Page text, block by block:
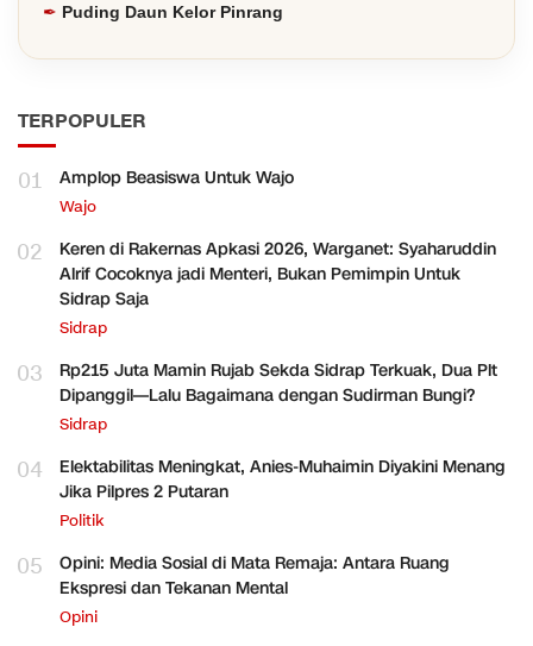
Puding Daun Kelor Pinrang
TERPOPULER
01 Amplop Beasiswa Untuk Wajo
Wajo
02
Keren di Rakernas Apkasi 2026, Warganet: Syaharuddin
Alrif Cocoknya jadi Menteri, Bukan Pemimpin Untuk
Sidrap Saja
Sidrap
03
Rp215 Juta Mamin Rujab Sekda Sidrap Terkuak, Dua Plt
Dipanggil—Lalu Bagaimana dengan Sudirman Bungi?
Sidrap
04
Elektabilitas Meningkat, Anies-Muhaimin Diyakini Menang
Jika Pilpres 2 Putaran
Politik
05
Opini: Media Sosial di Mata Remaja: Antara Ruang
Ekspresi dan Tekanan Mental
Opini